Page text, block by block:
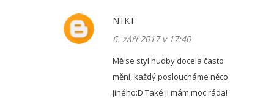
NIKI
6. září 2017 v 17:40
Mě se styl hudby docela často
mění, každý posloucháme něco
jiného:D Také ji mám moc ráda!